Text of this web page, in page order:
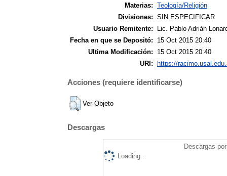
Materias: Teología/Religión
Divisiones: SIN ESPECIFICAR
Usuario Remitente:
Lic. Pablo Adrián
Fecha en que se Depositó:
15 Oct 2015 20:40
Ultima Modificación:
15 Oct 2015 20:40
URI:
https://
Acciones (requiere identificarse)
Ver Objeto
Descargas
Descargas
Loading...